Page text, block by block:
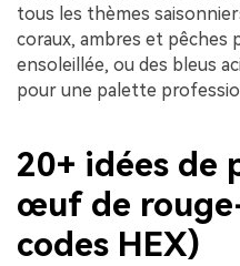
tous les thèmes
coraux, ambres et pêches
ensoleillée, ou des bleus
pour une palette
20+ idées de
œuf de
codes HEX)